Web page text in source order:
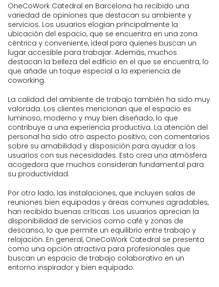
OneCoWork Catedral en Barcelona ha recibido una
variedad de opiniones que destacan su ambiente y
servicios. Los usuarios elogian principalmente la
ubicación del espacio, que se encuentra en una zona
céntrica y conveniente, ideal para quienes buscan un
lugar accesible para trabajar. Además, muchos
destacan la belleza del edificio en el que se encuentra, lo
que añade un toque especial a la experiencia de
coworking.
La calidad del ambiente de trabajo también ha sido muy
valorada. Los clientes mencionan que el espacio es
luminoso, moderno y muy bien diseñado, lo que
contribuye a una experiencia productiva. La atención del
personal ha sido otro aspecto positivo, con comentarios
sobre su amabilidad y disposición para ayudar a los
usuarios con sus necesidades. Esto crea una atmósfera
acogedora que muchos consideran fundamental para
su productividad.
Por otro lado, las instalaciones, que incluyen salas de
reuniones bien equipadas y áreas comunes agradables,
han recibido buenas críticas. Los usuarios aprecian la
disponibilidad de servicios como café y zonas de
descanso, lo que permite un equilibrio entre trabajo y
relajación. En general, OneCoWork Catedral se presenta
como una opción atractiva para profesionales que
buscan un espacio de trabajo colaborativo en un
entorno inspirador y bien equipado.